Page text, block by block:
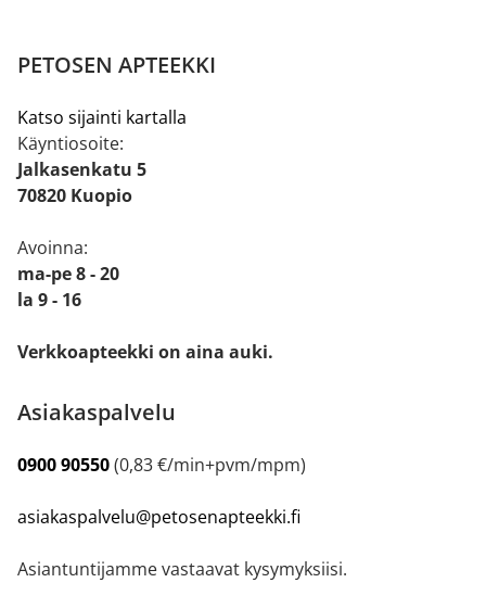
PETOSEN APTEEKKI
Katso sijainti kartalla
Käyntiosoite:
Jalkasenkatu 5
70820 Kuopio
Avoinna:
ma-pe 8 - 20
la 9 - 16
Verkkoapteekki on aina auki.
Asiakaspalvelu
0900 90550(0,83 €/min+pvm/mpm)
asiakaspalvelu@petosenapteekki.fi
Asiantuntijamme vastaavat kysymyksiisi.